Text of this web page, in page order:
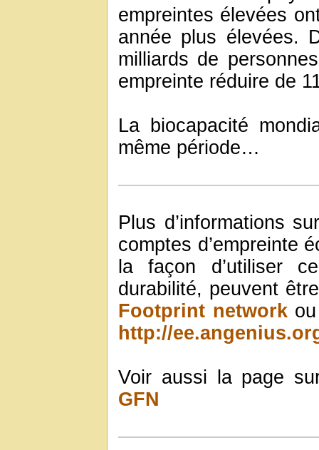
empreintes élevées
année plus élevées.
milliards de
empreinte réduire de
La biocapacité
même période…
Plus d’informations
comptes d’empreinte
la façon d’utiliser
durabilité, peuvent
Footprint networkou
http://
Voir aussi la page
GFN